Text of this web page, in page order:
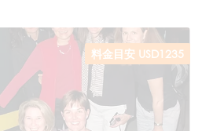
料金目安 USD1235